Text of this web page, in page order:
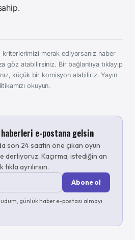
merak ediyorsanız haber
göz atabilirsiniz. Bir bağlantıya tıklayıp
küçük bir komisyon alabiliriz.Yayın
okuyun.
haberleri e-postana gelsin
son 24 saatin öne çıkan oyun
derliyoruz. Kaçırma; istediğin an
tıkla ayrılırsın.
Abone ol
günlük haber e-postası almayı